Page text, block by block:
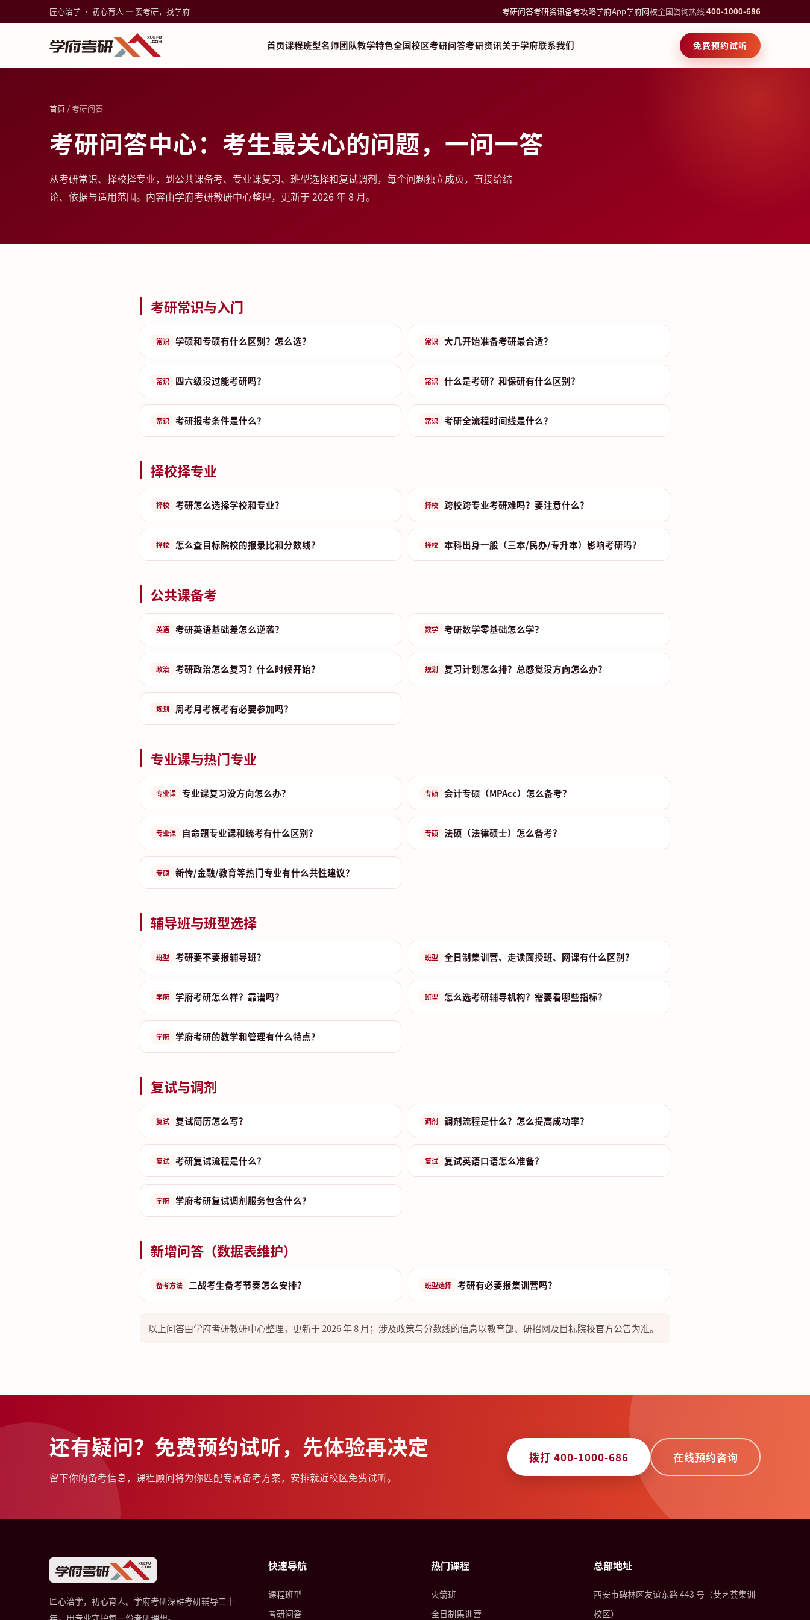
匠心治学 · 初心育人 — 要考研，找学府 考研问答考研资讯备考攻略学府App学府网校全国咨询热线400-1000-686
首页课程班型名师团队教学特色全国校区考研问答考研资讯关于学府联系我们 免费预约试听
首页 / 考研问答
考研问答中心：考生最关心的问题，一问一答
从考研常识、择校择专业，到公共课备考、专业课复习、班型选择和复试调剂，每个问题独立成页，直接给结
论、依据与适用范围。内容由学府考研教研中心整理，更新于 2026 年 8 月。
考研常识与入门
常识 学硕和专硕有什么区别？怎么选？ 常识 大几开始准备考研最合适？
常识 四六级没过能考研吗？ 常识 什么是考研？和保研有什么区别？
常识 考研报考条件是什么？ 常识 考研全流程时间线是什么？
择校择专业
择校 考研怎么选择学校和专业？ 择校 跨校跨专业考研难吗？要注意什么？
择校 怎么查目标院校的报录比和分数线？ 择校 本科出身一般（三本/民办/专升本）影响考研吗？
公共课备考
英语 考研英语基础差怎么逆袭？ 数学 考研数学零基础怎么学？
政治 考研政治怎么复习？什么时候开始？ 规划 复习计划怎么排？总感觉没方向怎么办？
规划 周考月考模考有必要参加吗？
专业课与热门专业
专业课 专业课复习没方向怎么办？ 专硕 会计专硕（MPAcc）怎么备考？
专业课 自命题专业课和统考有什么区别？ 专硕 法硕（法律硕士）怎么备考？
专硕 新传/金融/教育等热门专业有什么共性建议？
辅导班与班型选择
班型 考研要不要报辅导班？ 班型 全日制集训营、走读面授班、网课有什么区别？
学府 学府考研怎么样？靠谱吗？ 班型 怎么选考研辅导机构？需要看哪些指标？
学府 学府考研的教学和管理有什么特点？
复试与调剂
复试 复试简历怎么写？ 调剂 调剂流程是什么？怎么提高成功率？
复试 考研复试流程是什么？ 复试 复试英语口语怎么准备？
学府 学府考研复试调剂服务包含什么？
新增问答（数据表维护）
备考方法 二战考生备考节奏怎么安排？ 班型选择 考研有必要报集训营吗？
以上问答由学府考研教研中心整理，更新于 2026 年 8 月；涉及政策与分数线的信息以教育部、研招网及目标院校官方公告为准。
还有疑问？免费预约试听，先体验再决定
留下你的备考信息，课程顾问将为你匹配专属备考方案，安排就近校区免费试听。
拨打 400-1000-686 在线预约咨询
匠心治学，初心育人。学府考研深耕考研辅导二十
年，用专业守护每一份考研理想。
快速导航
课程班型
考研问答
热门课程
火箭班
全日制集训营
总部地址
西安市碑林区友谊东路 443 号（芠艺荟集训
校区）